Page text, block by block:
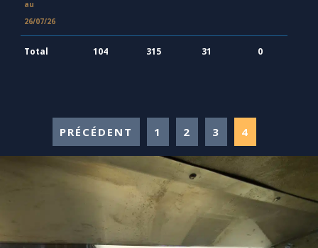
au
26/07/26
Total 104 315 31 0
PRÉCÉDENT 1 2 3 4